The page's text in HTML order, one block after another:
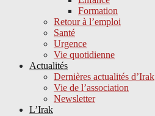
Formation
Retour à l’emploi
Santé
Urgence
Vie quotidienne
Actualités
Dernières actualités d’Irak
Vie de l’association
Newsletter
L’Irak